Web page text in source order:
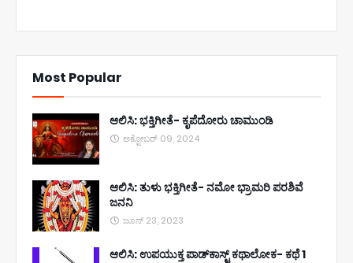
Most Popular
ಆಲಿಸಿ: ಭಕ್ತಿಗೀತೆ- ಕೃಪೆದೋರು ಚಾಮುಂಡಿ
ಅಕ್ಟೋಬರ್ 09, 2024
ಆಲಿಸಿ: ತುಳು ಭಕ್ತಿಗೀತೆ- ನಮೋ ಭ್ರಾಮರಿ ಪರಶಿವೆ
ಜನನಿ
ಜೂನ್ 23, 2023
ಆಲಿಸಿ: ಉಪಯುಕ್ತ ಪಾಡ್‌ಕಾಸ್ಟ್‌ ಕಥಾಲೋಕ- ಕಥೆ 1